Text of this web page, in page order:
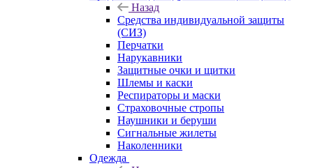
Назад
Средства индивидуальной защиты
(СИЗ)
Перчатки
Нарукавники
Защитные очки и щитки
Шлемы и каски
Респираторы и маски
Страховочные стропы
Наушники и беруши
Сигнальные жилеты
Наколенники
Одежда